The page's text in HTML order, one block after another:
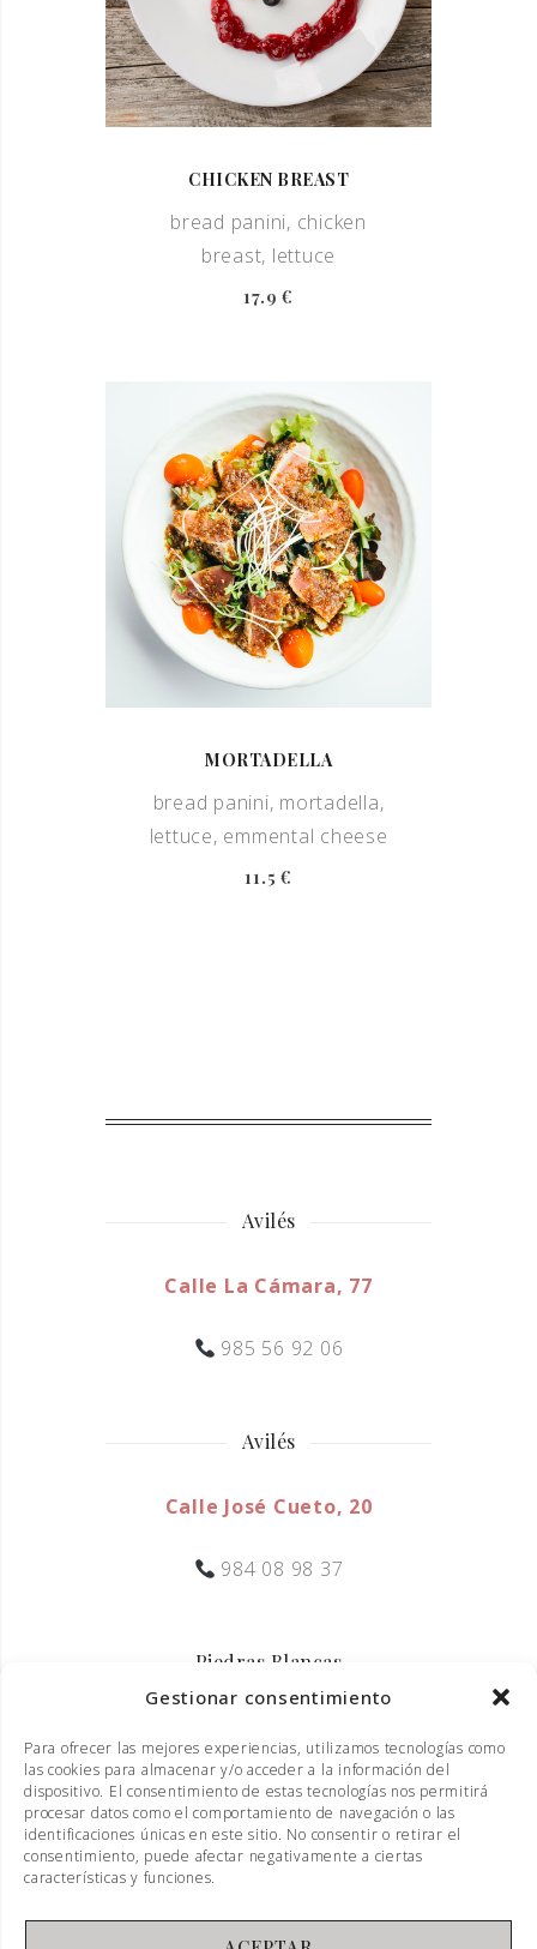
Gestionar consentimiento
Para ofrecer las mejores experiencias, utilizamos tecnologías como
las cookies para almacenar y/o acceder a la información del
dispositivo. El consentimiento de estas tecnologías nos permitirá
procesar datos como el comportamiento de navegación o las
identificaciones únicas en este sitio. No consentir o retirar el
consentimiento, puede afectar negativamente a ciertas
características y funciones.
CHICKEN BREAST
bread panini, chicken
breast, lettuce
17.9 €
MORTADELLA
bread panini, mortadella,
lettuce, emmental cheese
11.5 €
Avilés
Calle La Cámara, 77
985 56 92 06
Avilés
Calle José Cueto, 20
984 08 98 37
Piedras Blancas
985 50 73 27